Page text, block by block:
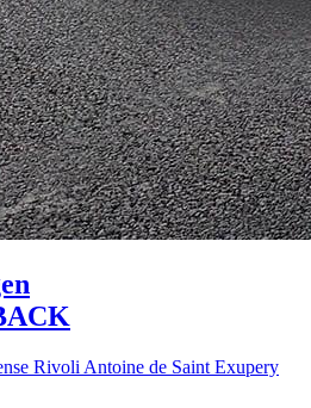
Rivoli Antoine de Saint Exupery